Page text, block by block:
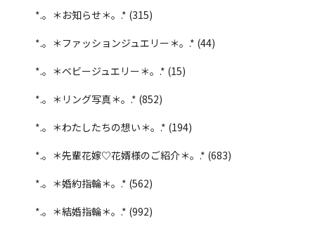
*.。＊お知らせ＊。.* (315)
*.。＊ファッションジュエリー＊。.* (44)
*.。＊ベビージュエリー＊。.* (15)
*.。＊リング写真＊。.* (852)
*.。＊わたしたちの想い＊。.* (194)
*.。＊先輩花嫁♡花婿様のご紹介＊。.* (683)
*.。＊婚約指輪＊。.* (562)
*.。＊結婚指輪＊。.* (992)